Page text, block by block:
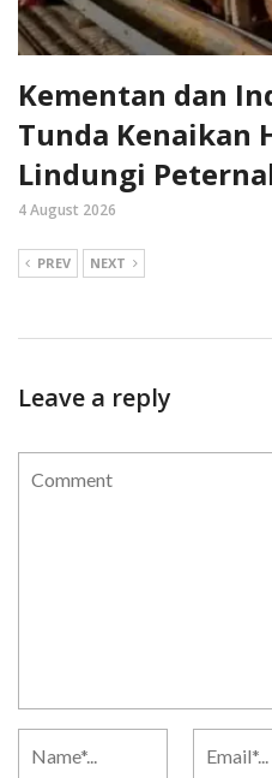
Kementan dan
Tunda Kenaikan
Lindungi
4 August 2026
PREV NEXT
Leave a reply